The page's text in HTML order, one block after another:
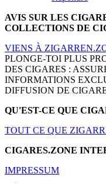
AVIS SUR LES
COLLECTIONS DE
VIENS À
PLONGE-TOI PLUS
DES CIGARES :
INFORMATIONS
DIFFUSION DE
QU'EST-CE QUE
TOUT CE QUE
CIGARES.ZONE
IMPRESSUM